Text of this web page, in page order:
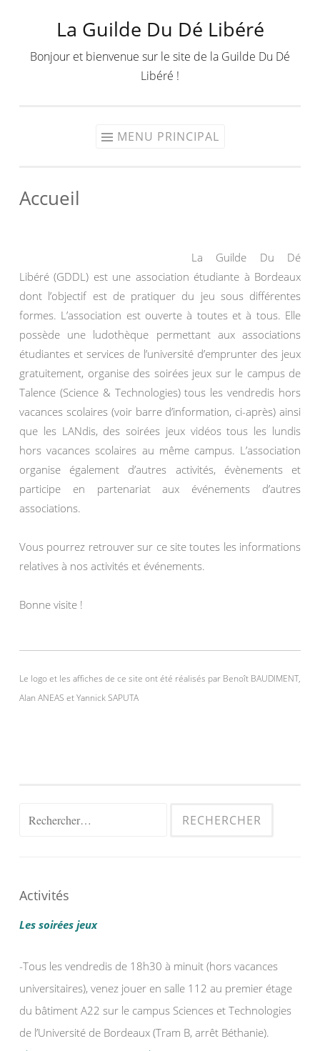
contenu
La Guilde Du Dé Libéré
Bonjour et bienvenue sur le site de la Guilde Du Dé
Libéré !
MENU PRINCIPAL
Accueil
La Guilde Du Dé
Libéré (GDDL) est une association étudiante à Bordeaux
dont l’objectif est de pratiquer du jeu sous différentes
formes. L’association est ouverte à toutes et à tous. Elle
possède une ludothèque permettant aux associations
étudiantes et services de l’université d’emprunter des jeux
gratuitement, organise des soirées jeux sur le campus de
Talence (Science & Technologies) tous les vendredis hors
vacances scolaires (voir barre d’information, ci-après) ainsi
que les LANdis, des soirées jeux vidéos tous les lundis
hors vacances scolaires au même campus. L’association
organise également d’autres activités, évènements et
participe en partenariat aux événements d’autres
associations.
Vous pourrez retrouver sur ce site toutes les informations
relatives à nos activités et événements.
Bonne visite !
Le logo et les affiches de ce site ont été réalisés par Benoît BAUDIMENT,
Alan ANEAS et Yannick SAPUTA
Rechercher :
Activités
Les soirées jeux
-Tous les vendredis de 18h30 à minuit (hors vacances
universitaires), venez jouer en salle 112 au premier étage
du bâtiment A22 sur le campus Sciences et Technologies
de l’Université de Bordeaux (Tram B, arrêt Béthanie).